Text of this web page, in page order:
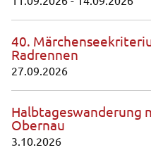
40.
Radrennen
27.09.2026
Halbtageswanderung
Obernau
3.10.2026